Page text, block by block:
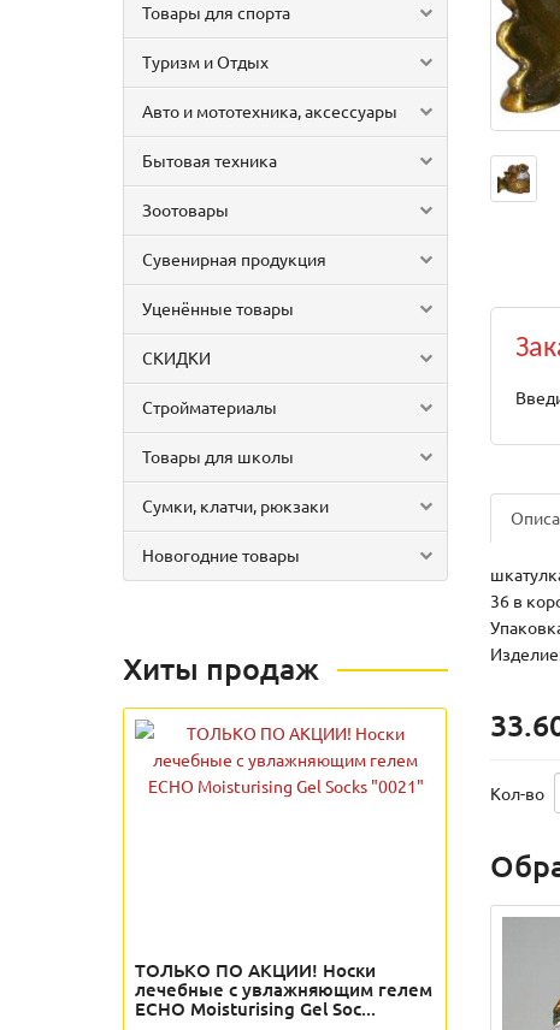
Товары для спорта
Туризм и Отдых
Авто и мототехника, аксессуары
Бытовая техника
Зоотовары
Сувенирная продукция
Уценённые товары
СКИДКИ
Стройматериалы
Товары для школы
Сумки, клатчи, рюкзаки
Новогодние товары
Хиты продаж
ТОЛЬКО ПО АКЦИИ! Носки
лечебные с увлажняющим гелем
ECHO Moisturising Gel Soc...
36 в
Кол-во